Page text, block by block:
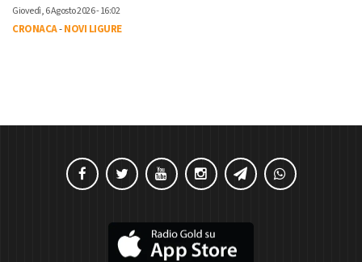
Giovedì, 6 Agosto 2026 - 16:02
CRONACA-NOVI LIGURE